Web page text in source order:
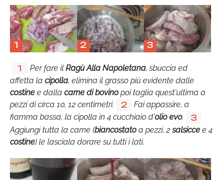
1 2 3
1 Per fare il Ragù Alla Napoletana, sbuccia ed
affetta la cipolla, elimina il grasso più evidente dalle
costine e dalla carne di bovinopoi taglia quest'ultima a
pezzi di circa 10, 12 centimetri.
2
Fai appassire, a
fiamma bassa, la cipolla in 4 cucchiaio d'olio evo. 3
Aggiungi tutta la carne (biancostatoa pezzi, 2salsicce e 4
costine) le lasciala dorare su tutti i lati.